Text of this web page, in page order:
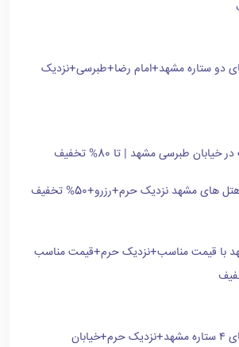
دو ستاره مشهد+امام رضا+طبرسی+نزدیک
طبرسی مشهد | تا 80% تخفیف
مشهد نزدیک حرم+رزرو+50% تخفیف
با قیمت مناسب+نزدیک حرم+قیمت مناسب
لیست بهترین هتل های ۴ ستاره مشهد+نزدیک حرم+خیابان